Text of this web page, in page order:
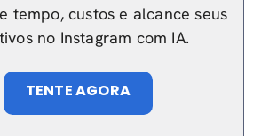
tempo, custos e alcance seus
no Instagram com IA.
TENTE AGORA